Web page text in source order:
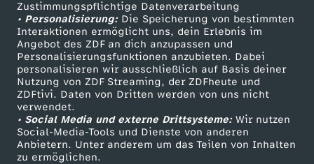
Zustimmungspflichtige Datenverarbeitung
• Personalisierung:Die Speicherung von bestimmten
Interaktionen ermöglicht uns, dein Erlebnis im
Angebot des ZDF an dich anzupassen und
Personalisierungsfunktionen anzubieten. Dabei
personalisieren wir ausschließlich auf Basis deiner
Nutzung von ZDF Streaming, der ZDFheute und
ZDFtivi. Daten von Dritten werden von uns nicht
verwendet.
• Social Media und externe Drittsysteme:Wir nutzen
Social-Media-Tools und Dienste von anderen
Anbietern. Unter anderem um das Teilen von Inhalten
zu ermöglichen.
Livestreams
Sendungen A-Z
TV-Programm
Zuschauerservice
Hilfe
ZDF Unternehmen
Karriere